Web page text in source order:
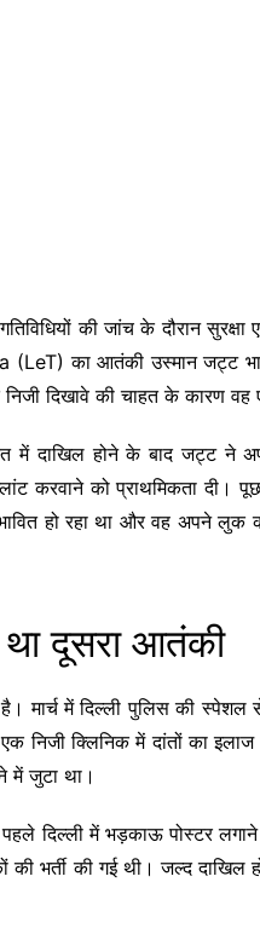
की जांच के दौरान सुरक्षा
(LeT) का आतंकी उस्मान जट्ट
दिखावे की चाहत के कारण वह
में दाखिल होने के बाद जट्ट ने
करवाने को प्राथमिकता दी।
हो रहा था और वह अपने
दूसरा आतंकी
में दिल्ली पुलिस की स्पेशल
निजी क्लिनिक में दांतों का
में जुटा था।
दिल्ली में भड़काऊ पोस्टर लगाने
भर्ती की गई थी। जल्द दाखिल